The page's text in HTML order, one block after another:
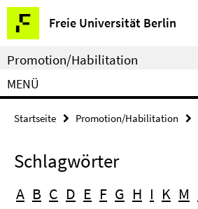
Springe
direkt
zu
Inhalt
Freie Universität Berlin
Service-
Navigation
Promotion/Habilitation
MENÜ
Startseite Promotion/Habilitation
Schlagwörter
A B C D E F G H I K M